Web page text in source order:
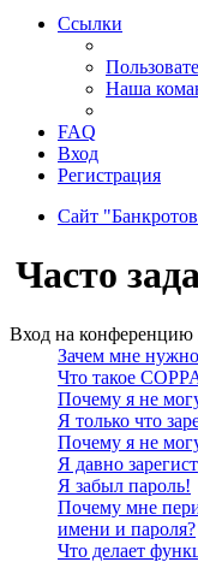
Ссылки
Наша
FAQ
Вход
Регистрация
Сайт
Часто
Вход на конференцию
Зачем мне нужно
Что такое
Почему я не
Я только что
Почему я не
Я давно
Я забыл пароль!
Почему мне
имени и пароля?
Что делает